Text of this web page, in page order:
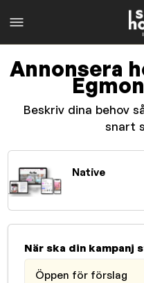
Annonsera
Beskriv dina behov
snart
Native
När ska din kampanj
Öppen för förslag